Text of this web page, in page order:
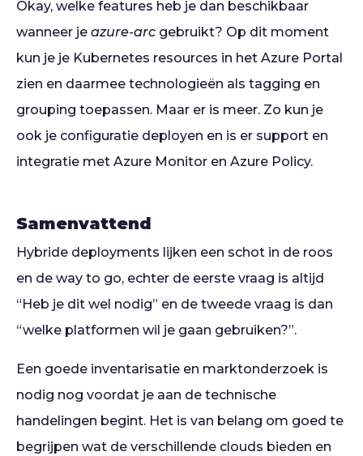
Okay, welke features heb je dan beschikbaar
wanneer je azure-arc gebruikt? Op dit moment
kun je je Kubernetes resources in het Azure Portal
zien en daarmee technologieën als tagging en
grouping toepassen. Maar er is meer. Zo kun je
ook je configuratie deployen en is er support en
integratie met Azure Monitor en Azure Policy.
Samenvattend
Hybride deployments lijken een schot in de roos
en de way to go, echter de eerste vraag is altijd
“Heb je dit wel nodig” en de tweede vraag is dan
“welke platformen wil je gaan gebruiken?”.
Een goede inventarisatie en marktonderzoek is
nodig nog voordat je aan de technische
handelingen begint. Het is van belang om goed te
begrijpen wat de verschillende clouds bieden en